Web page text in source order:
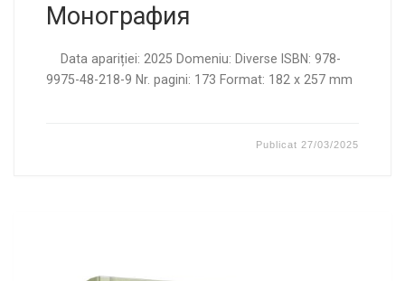
Монография
Data apariției: 2025 Domeniu: Diverse ISBN: 978-
9975-48-218-9 Nr. pagini: 173 Format: 182 x 257 mm
Publicat 27/03/2025